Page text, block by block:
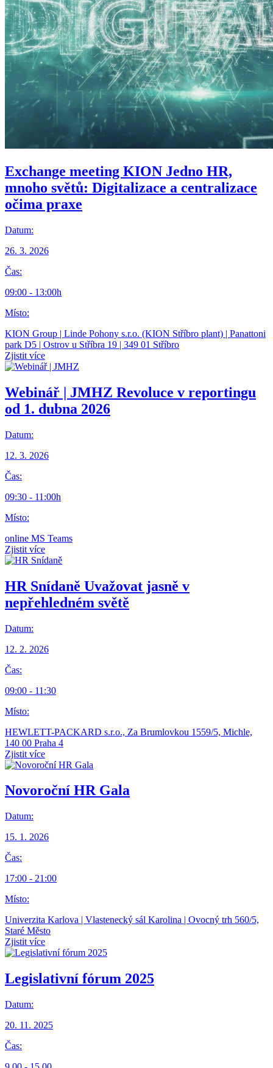
Exchange meeting KION Jedno HR,
mnoho světů: Digitalizace a centralizace
očima praxe
Datum:
26. 3. 2026
Čas:
09:00 - 13:00h
Místo:
KION Group | Linde Pohony s.r.o. (KION Stříbro plant) | Panattoni
park D5 | Ostrov u Stříbra 19 | 349 01 Stříbro
Zjistit více
Webinář | JMHZ Revoluce v reportingu
od 1. dubna 2026
Datum:
12. 3. 2026
Čas:
09:30 - 11:00h
Místo:
online MS Teams
Zjistit více
HR Snídaně Uvažovat jasně v
nepřehledném světě
Datum:
12. 2. 2026
Čas:
09:00 - 11:30
Místo:
HEWLETT-PACKARD s.r.o., Za Brumlovkou 1559/5, Michle,
140 00 Praha 4
Zjistit více
Novoroční HR Gala
Datum:
15. 1. 2026
Čas:
17:00 - 21:00
Místo:
Univerzita Karlova | Vlastenecký sál Karolina | Ovocný trh 560/5,
Staré Město
Zjistit více
Legislativní fórum 2025
Datum:
20. 11. 2025
Čas: